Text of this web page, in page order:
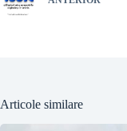
Articole similare